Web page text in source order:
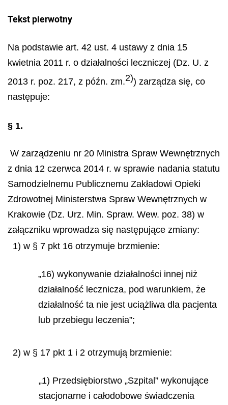
Tekst pierwotny
Na podstawie art. 42 ust. 4 ustawy z dnia 15
kwietnia 2011 r. o działalności leczniczej (Dz. U. z
2013 r. poz. 217, z późn. zm.2)) zarządza się, co
następuje:
§ 1.
W zarządzeniu nr 20 Ministra Spraw Wewnętrznych
z dnia 12 czerwca 2014 r. w sprawie nadania statutu
Samodzielnemu Publicznemu Zakładowi Opieki
Zdrowotnej Ministerstwa Spraw Wewnętrznych w
Krakowie (Dz. Urz. Min. Spraw. Wew. poz. 38) w
załączniku wprowadza się następujące zmiany:
1) w § 7 pkt 16 otrzymuje brzmienie:
„16) wykonywanie działalności innej niż
działalność lecznicza, pod warunkiem, że
działalność ta nie jest uciążliwa dla pacjenta
lub przebiegu leczenia”;
2) w § 17 pkt 1 i 2 otrzymują brzmienie:
„1) Przedsiębiorstwo „Szpital” wykonujące
stacjonarne i całodobowe świadczenia